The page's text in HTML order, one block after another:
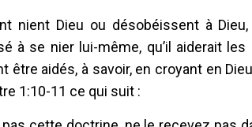
nient Dieu ou désobéissent à Dieu,
à se nier lui-même, qu’il aiderait les
aidés, à savoir, en croyant en
1:10-11 ce qui suit :